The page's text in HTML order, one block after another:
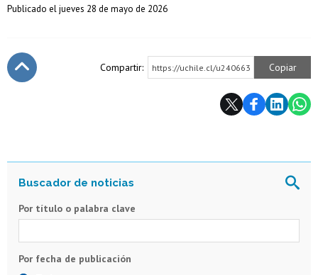
Publicado el jueves 28 de mayo de 2026
Compartir: https://uchile.cl/u240663 Copiar
Por título o palabra clave